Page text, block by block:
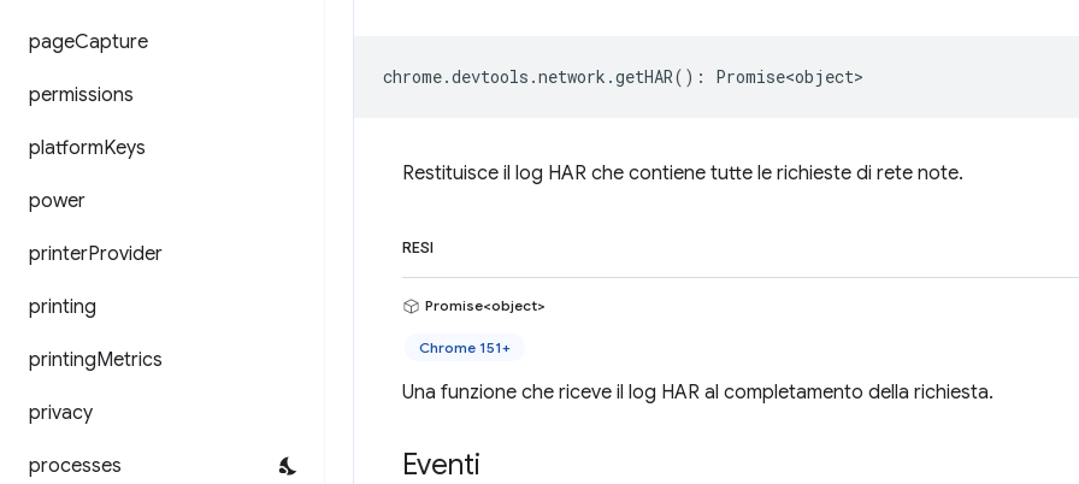
pageCapture
permissions
platformKeys
power
printerProvider
printing
printingMetrics
privacy
processes
chrome.devtools .network .getHAR() : Promise<object>
Restituisce il log HAR che contiene tutte le richieste di rete note.
RESI
Promise<object>
Chrome 151+
Una funzione che riceve il log HAR al completamento della richiesta.
Eventi